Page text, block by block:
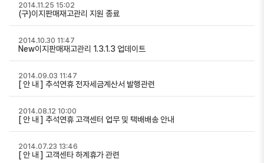
(구)이지판매재고관리 지원 종료
2014.11.25 15:02
New이지판매재고관리 1.3.1.3 업데이트
2014.10.30 11:47
[ 안 내 ] 추석연휴 전자세금계산서 발행관련
2014.09.03 11:47
[ 안 내 ] 추석연휴 고객센터 업무 및 택배배송 안내
2014.08.12 10:00
[ 안 내 ] 고객센타 하계휴가 관련
2014.07.23 13:46